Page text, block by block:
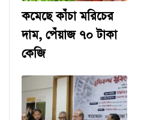
কমেছে কাঁচা মরিচের
দাম, পেঁয়াজ ৭০ টাকা
কেজি